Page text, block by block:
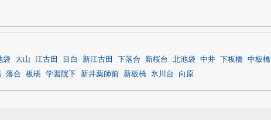
袋 大山 江古田 目白 新江古田 下落合 新桜台 北池袋 中井 下板橋 中板橋
落合 板橋 学習院下 新井薬師前 新板橋 氷川台 向原